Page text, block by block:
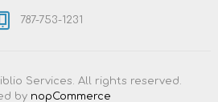
787-753-1231
Services. All rights reserved.
by nopCommerce